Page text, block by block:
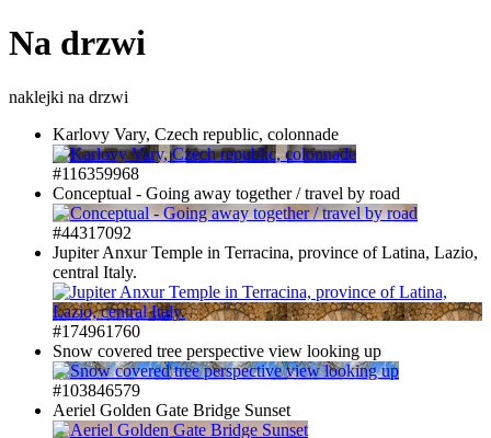
Na drzwi
naklejki na drzwi
Karlovy Vary, Czech republic, colonnade
#116359968
Conceptual - Going away together / travel by road
#44317092
Jupiter Anxur Temple in Terracina, province of Latina, Lazio,
central Italy.
#174961760
Snow covered tree perspective view looking up
#103846579
Aeriel Golden Gate Bridge Sunset